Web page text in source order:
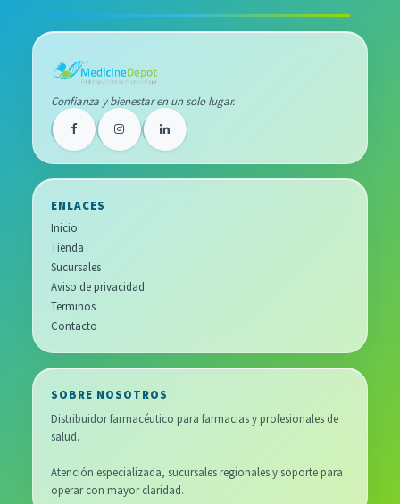
Confianza y bienestar en un solo lugar.
ENLACES
Inicio
Tienda
Sucursales
Aviso de privacidad
Terminos
Contacto
SOBRE NOSOTROS
Distribuidor farmacéutico para farmacias y profesionales de
salud.
Atención especializada, sucursales regionales y soporte para
operar con mayor claridad.